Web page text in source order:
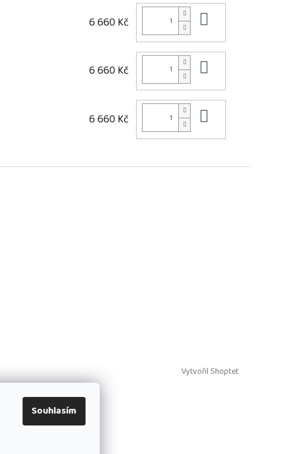
Souhlasím
6 660 Kč
6 660 Kč
6 660 Kč
Vytvořil Shoptet